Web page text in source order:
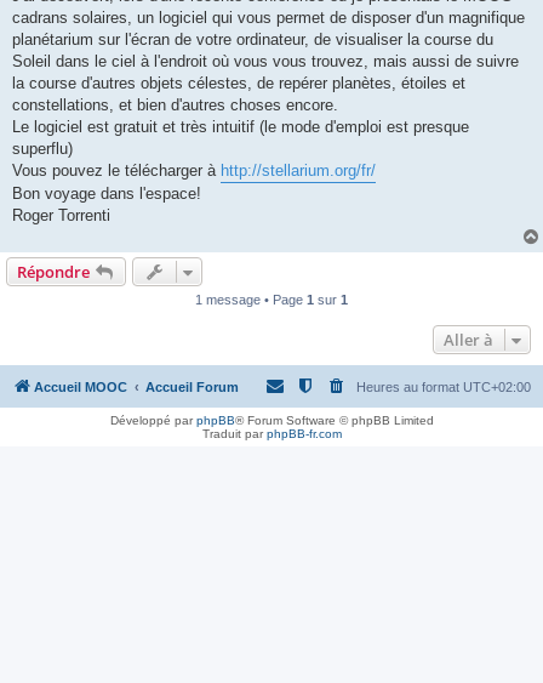
g
cadrans solaires, un logiciel qui vous permet de disposer d'un magnifique
planétarium sur l'écran de votre ordinateur, de visualiser la course du
Soleil dans le ciel à l'endroit où vous vous trouvez, mais aussi de suivre
la course d'autres objets célestes, de repérer planètes, étoiles et
constellations, et bien d'autres choses encore.
Le logiciel est gratuit et très intuitif (le mode d'emploi est presque
superflu)
Vous pouvez le télécharger à http://stellarium.org/fr/
Bon voyage dans l'espace!
Roger Torrenti
Répondre
1 message • Page 1 sur 1
Aller à
Accueil MOOC Accueil Forum Heures au format UTC+02:00
Développé parphpBB® Forum Software © phpBB Limited
Traduit parphpBB-fr.com